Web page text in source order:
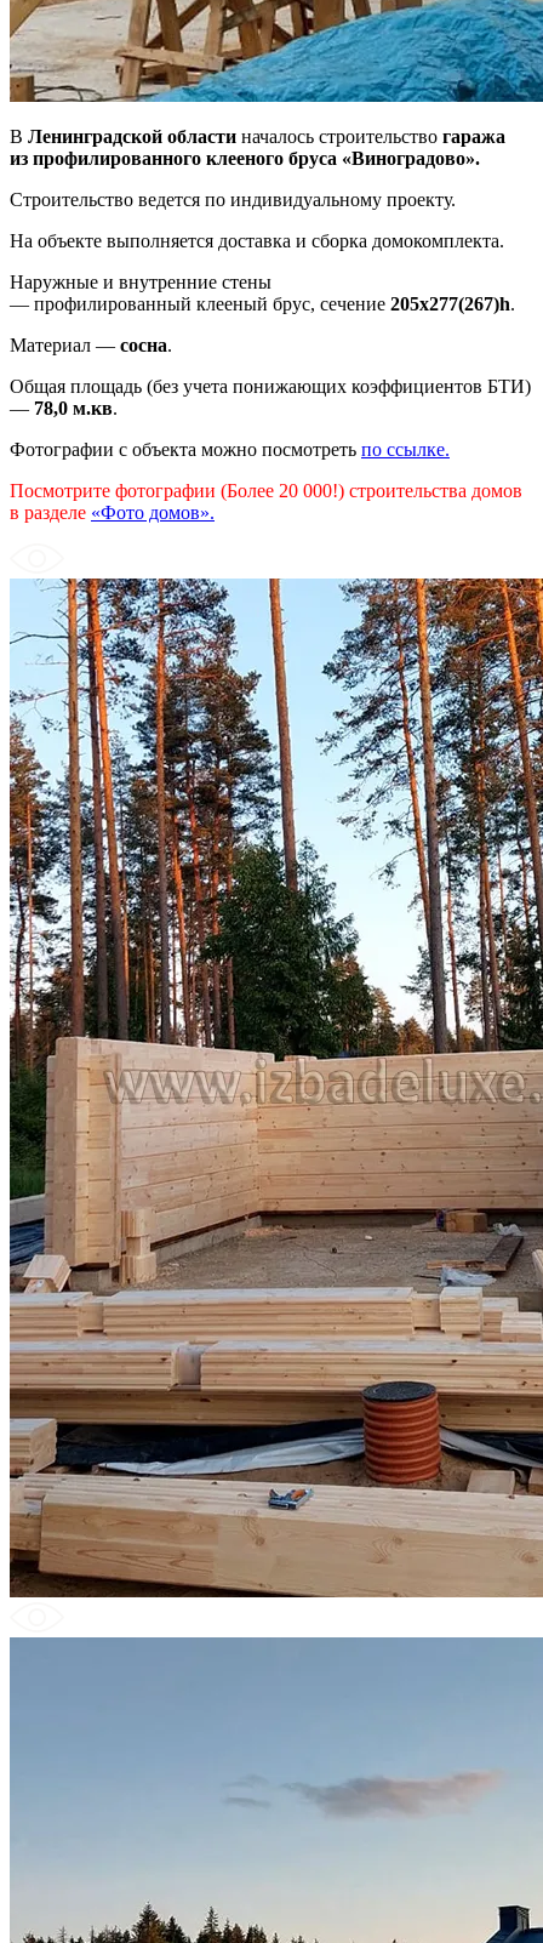
В Ленинградской области началось строительство гаража
из профилированного клееного бруса «Виноградово».
Строительство ведется по индивидуальному проекту.
На объекте выполняется доставка и сборка домокомплекта.
Наружные и внутренние стены
― профилированный клееный брус, сечение 205х277(267)h.
Материал ― сосна.
Общая площадь (без учета понижающих коэффициентов БТИ)
― 78,0 м.кв.
Фотографии с объекта можно посмотреть по ссылке.
Посмотрите фотографии (Более 20 000!) строительства домов
в разделе «Фото домов».